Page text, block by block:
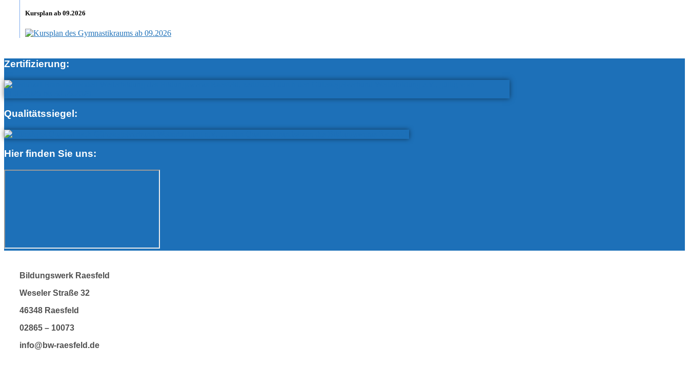
Kursplan ab 09.2026
Zertifizierung:
Qualitätssiegel:
Hier finden Sie uns:
Bildungswerk Raesfeld
Weseler Straße 32
46348 Raesfeld
02865 – 10073
info@bw-raesfeld.de